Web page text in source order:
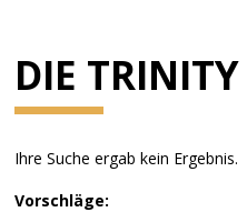
DIE
Ihre Suche ergab kein Ergebnis.
Vorschläge: